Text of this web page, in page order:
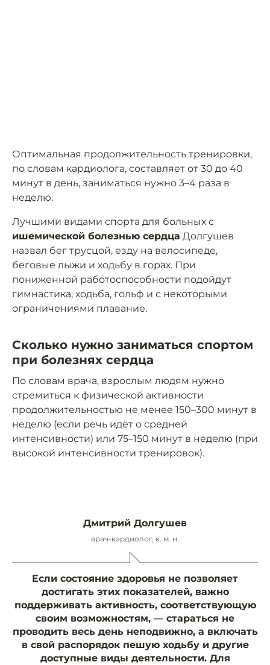
Оптимальная продолжительность тренировки,
по словам кардиолога, составляет от 30 до 40
минут в день, заниматься нужно 3–4 раза в
неделю.
Лучшими видами спорта для больных с
ишемической болезнью сердца Долгушев
назвал бег трусцой, езду на велосипеде,
беговые лыжи и ходьбу в горах. При
пониженной работоспособности подойдут
гимнастика, ходьба, гольф и с некоторыми
ограничениями плавание.
Сколько нужно заниматься спортом
при болезнях сердца
По словам врача, взрослым людям нужно
стремиться к физической активности
продолжительностью не менее 150–300 минут в
неделю (если речь идёт о средней
интенсивности) или 75–150 минут в неделю (при
высокой интенсивности тренировок).
Дмитрий Долгушев
врач-кардиолог, к. м. н.
Если состояние здоровья не позволяет
достигать этих показателей, важно
поддерживать активность, соответствующую
своим возможностям, — стараться не
проводить весь день неподвижно, а включать
в свой распорядок пешую ходьбу и другие
доступные виды деятельности. Для